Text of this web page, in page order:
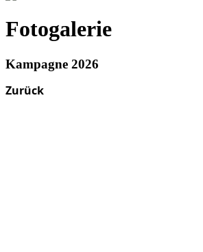
Fotogalerie
Kampagne 2026
Zurück